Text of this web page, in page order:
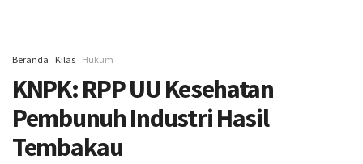
Beranda Kilas Hukum
KNPK: RPP UU Kesehatan
Pembunuh Industri Hasil
Tembakau